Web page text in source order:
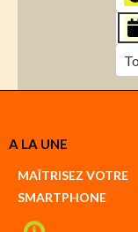
Créer
compte
A LA UNE
MAÎTRISEZ VOTRE
SMARTPHONE